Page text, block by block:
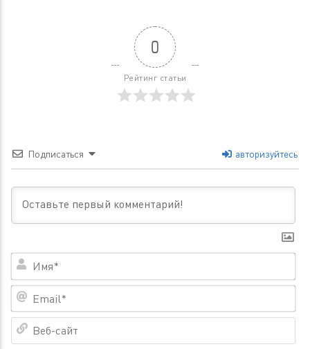
0
Рейтинг статьи
Подписаться авторизуйтесь